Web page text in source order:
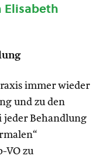
Elisabeth
immer wieder
und zu den
jeder Behandlung
VO zu